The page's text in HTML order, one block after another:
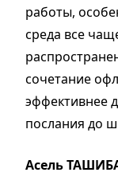
работы,
среда все
сочетание
эффективнее
послания до
Асель